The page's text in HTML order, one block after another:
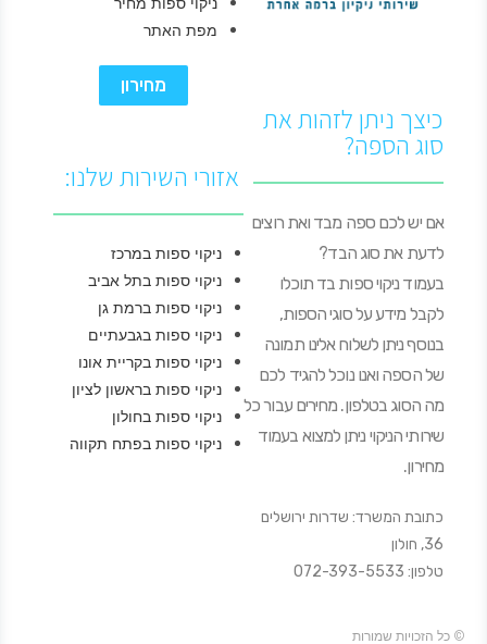
מפת האתר
מחירון
כיצך ניתן לזהות את
סוג הספה?
אם יש לכם ספה מבד ואת רוצים
לדעת את סוג הבד?
בעמוד ניקוי ספות בד תוכלו
לקבל מידע על סוגי הספות,
בנוסף ניתן לשלוח אלינו תמונה
של הספה ואנו נוכל להגיד לכם
מה הסוג בטלפון. מחירים עבור כל
שירותי הניקוי ניתן למצוא בעמוד
מחירון.
כתובת המשרד: שדרות ירושלים
36, חולון
טלפון: 072-393-5533
אזורי השירות שלנו:
ניקוי ספות במרכז
ניקוי ספות בתל אביב
ניקוי ספות ברמת גן
ניקוי ספות בגבעתיים
ניקוי ספות בקריית אונו
ניקוי ספות בראשון לציון
ניקוי ספות בחולון
ניקוי ספות בפתח תקווה
© כל הזכויות שמורות